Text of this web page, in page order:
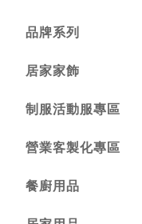
品牌系列
居家家飾
制服活動服專區
營業客製化專區
餐廚用品